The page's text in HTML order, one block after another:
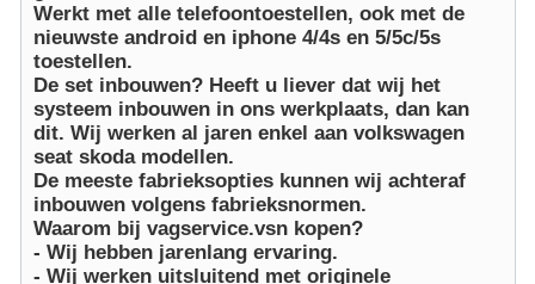
Werkt met alle telefoontoestellen, ook met de
nieuwste android en iphone 4/4s en 5/5c/5s
toestellen.
De set inbouwen? Heeft u liever dat wij het
systeem inbouwen in ons werkplaats, dan kan
dit. Wij werken al jaren enkel aan volkswagen
seat skoda modellen.
De meeste fabrieksopties kunnen wij achteraf
inbouwen volgens fabrieksnormen.
Waarom bij vagservice.vsn kopen?
- Wij hebben jarenlang ervaring.
- Wij werken uitsluitend met originele